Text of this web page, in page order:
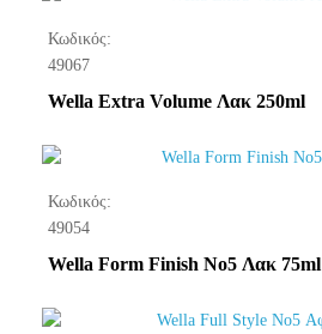
Κωδικός:
49067
Wella Extra Volume Λακ 250ml
Κωδικός:
49054
Wella Form Finish No5 Λακ 75ml